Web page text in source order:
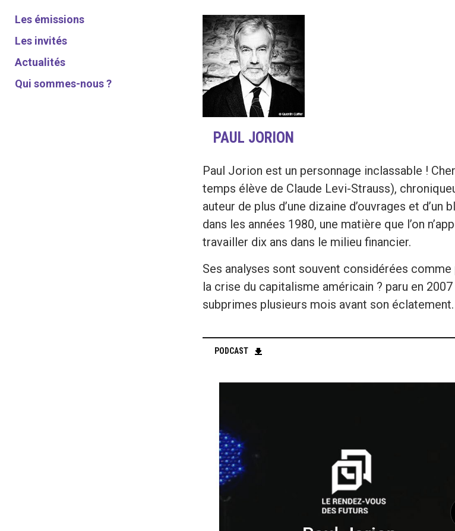
Les émissions
Les invités
Actualités
Qui sommes-nous ?
PAUL JORION
Paul Jorion est un personnage inclassable !
temps élève de Claude Levi-Strauss),
auteur de plus d’une dizaine d’ouvrages et
dans les années 1980, une matière que l’on
travailler dix ans dans le milieu financier.
Ses analyses sont souvent considérées
la crise du capitalisme américain ? paru en
subprimes plusieurs mois avant son éclatement.
PODCAST